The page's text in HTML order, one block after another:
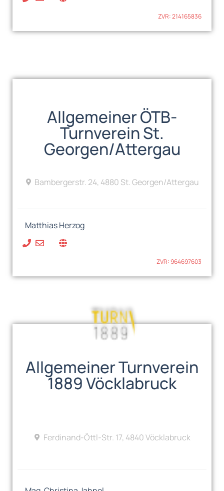
ZVR: 214165836
Allgemeiner ÖTB-
Turnverein St.
Georgen/Attergau
Bambergerstr. 24, 4880 St. Georgen/Attergau
Matthias Herzog
ZVR: 964697603
Allgemeiner Turnverein
1889 Vöcklabruck
Ferdinand-Öttl-Str. 17, 4840 Vöcklabruck